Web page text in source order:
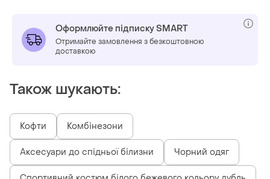
Оформлюйте підписку SMART
Отримайте замовлення з безкоштовною
доставкою
Також шукають:
Кофти Комбінезони
Аксесуари до спідньої білизни Чорний одяг